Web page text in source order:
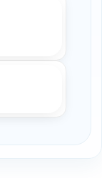
optimize
ile çıtçıt